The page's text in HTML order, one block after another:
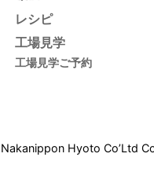
レシピ
工場見学
工場見学ご予約
Nakanippon Hyoto Co’Ltd